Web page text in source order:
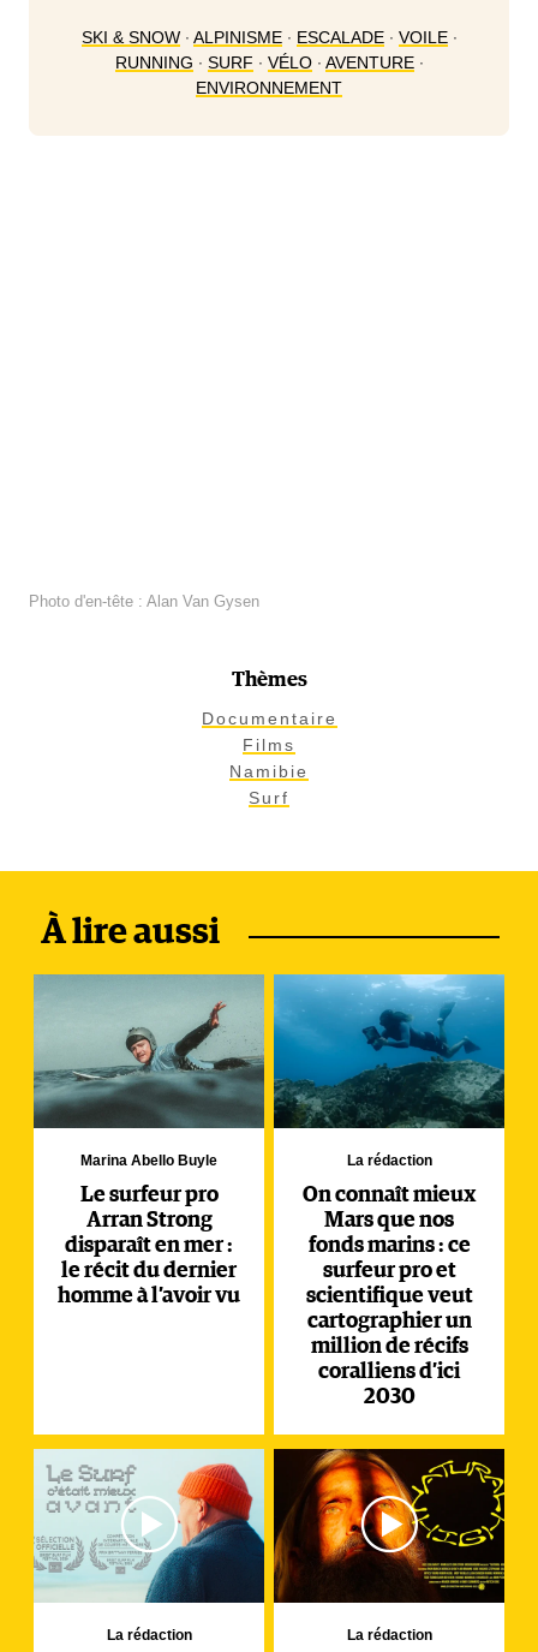
SKI & SNOW∙ ALPINISME∙ ESCALADE∙ VOILE∙
RUNNING ∙ SURF ∙ VÉLO∙ AVENTURE∙
ENVIRONNEMENT
Photo d'en-tête : Alan Van Gysen
Thèmes
Documentaire
Films
Namibie
Surf
À lire aussi
Marina Abello Buyle
Le surfeur pro
Arran Strong
disparaît en mer :
le récit du dernier
homme à l’avoir vu
La rédaction
On connaît mieux
Mars que nos
fonds marins : ce
surfeur pro et
scientifique veut
cartographier un
million de récifs
coralliens d’ici
2030
La rédaction La rédaction